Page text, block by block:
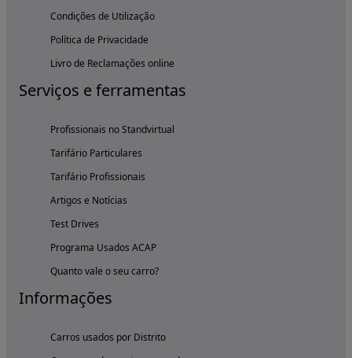
Condições de Utilização
Política de Privacidade
Livro de Reclamações online
Serviços e ferramentas
Profissionais no Standvirtual
Tarifário Particulares
Tarifário Profissionais
Artigos e Notícias
Test Drives
Programa Usados ACAP
Quanto vale o seu carro?
Informações
Carros usados por Distrito